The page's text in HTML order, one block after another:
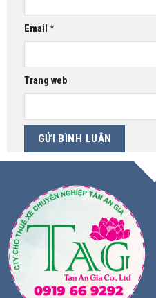
Email *
Trang web